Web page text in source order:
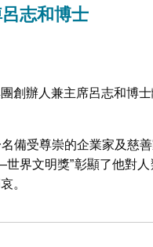
志和博士
創辦人兼主席呂志和博
備受尊崇的企業家及慈
界文明獎”彰顯了他對
。